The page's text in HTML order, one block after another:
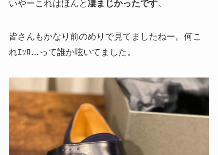
いやーこれはほんと 凄まじかったです。
皆さんもかなり前のめりで見てましたねー。何こ
れｴｯﾛ…って誰か呟いてました。